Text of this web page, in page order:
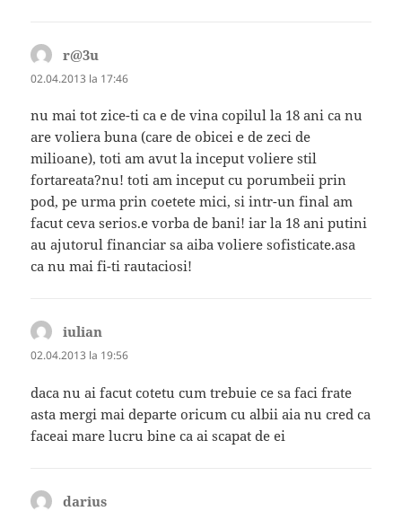
r@3u
02.04.2013 la 17:46
nu mai tot zice-ti ca e de vina copilul la 18 ani ca nu
are voliera buna (care de obicei e de zeci de
milioane), toti am avut la inceput voliere stil
fortareata?nu! toti am inceput cu porumbeii prin
pod, pe urma prin coetete mici, si intr-un final am
facut ceva serios.e vorba de bani! iar la 18 ani putini
au ajutorul financiar sa aiba voliere sofisticate.asa
ca nu mai fi-ti rautaciosi!
iulian
02.04.2013 la 19:56
daca nu ai facut cotetu cum trebuie ce sa faci frate
asta mergi mai departe oricum cu albii aia nu cred ca
faceai mare lucru bine ca ai scapat de ei
darius